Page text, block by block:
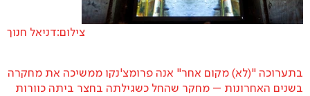
דניאל חנוךצילום:
בתערוכה "(לא) מקום אחר" אנה פרומצ'נקו ממשיכה את מחקרה
בשנים האחרונות – מחקר שהחל כשגילתה בחצר ביתה כוורות